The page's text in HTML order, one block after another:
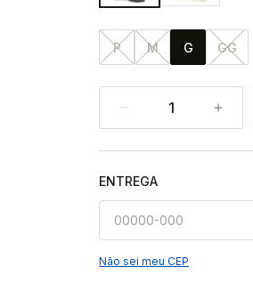
P M G GG
1
ENTREGA
Não sei meu CEP